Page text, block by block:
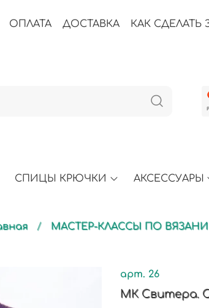
ОПЛАТА ДОСТАВКА КАК СДЕЛАТЬ
СПИЦЫ КРЮЧКИ АКСЕССУАРЫ
МАСТЕР-КЛАССЫ ПО
арт. 26
МК Свитера.